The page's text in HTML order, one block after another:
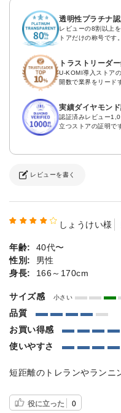
透明性プラチナ
レビューの8割以上
トアだけの称号です。
トラストリーダ
U-KOMI導入ストア
開数で業界をリード
実績ダイヤモン
認証済みレビュー
立つストアの証明で
レビューを書く
しょうけい様
年齢:
40代〜
性別:
男性
身長:
166～170cm
サイズ感 小さい
品質
お買い得感
使いやすさ
短距離のトレランやランニ
役に立った 0